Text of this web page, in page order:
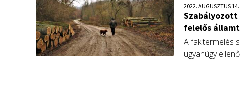
államtitkára.
2022. AUGUSZTUS 14.
felelős
A fakitermelés
ugyanúgy